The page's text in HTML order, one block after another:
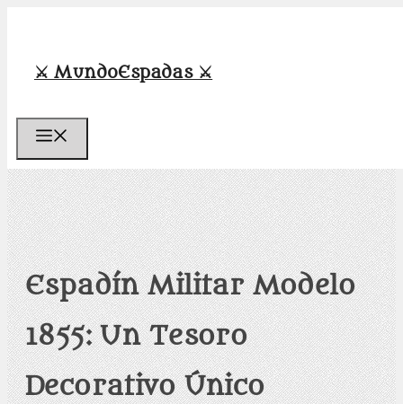
contenido
⚔️ MundoEspadas ⚔️
Espadín Militar Modelo
1855: Un Tesoro
Decorativo Único